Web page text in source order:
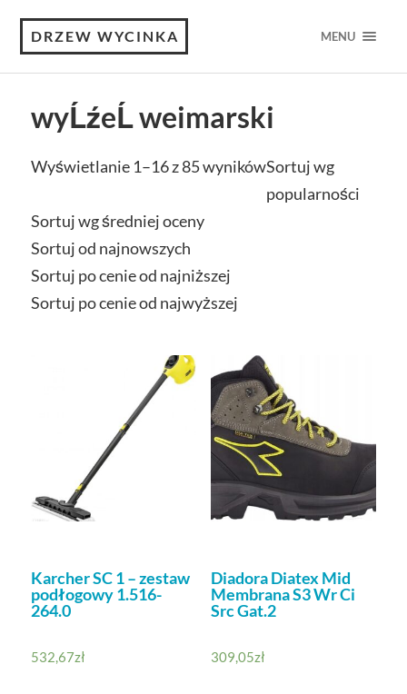
DRZEW WYCINKA MENU
wyĹźeĹ weimarski
Wyświetlanie 1–16 z 85 wynikówSortuj wg
popularności
Sortuj wg średniej oceny
Sortuj od najnowszych
Sortuj po cenie od najniższej
Sortuj po cenie od najwyższej
Karcher SC 1 – zestaw
podłogowy 1.516-
264.0
532,67zł
Diadora Diatex Mid
Membrana S3 Wr Ci
Src Gat.2
309,05zł